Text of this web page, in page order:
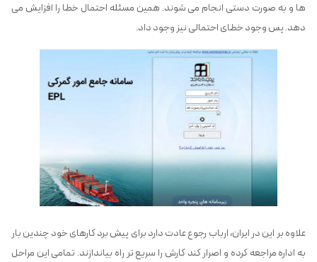
ها و به صورت دستی انجام می شوند. همین مسئله احتمال خطا را افزایش می
دهد. پس وجود خطای احتمالی نیز وجود داد.
علاوه بر این در ایران، ارباب رجوع عادت دارد برای پیش برد کارهای خود چندین بار
به اداره مراجعه کرده و اصرار کند کارش را سریع تر راه بیاندازند. تمامی این مراحل